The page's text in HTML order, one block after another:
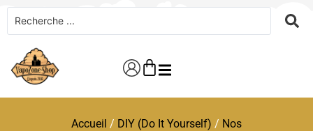
Accueil / DIY (Do It Yourself) / Nos